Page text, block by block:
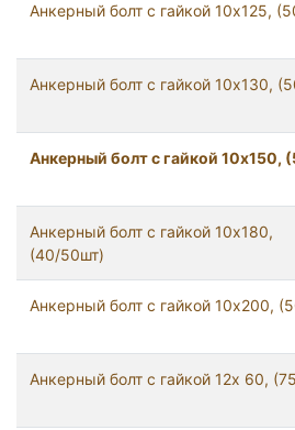
Анкерный болт с гайкой 10x125,
Анкерный болт с гайкой 10x130,
Анкерный болт с гайкой 10x150,
Анкерный болт с гайкой 10x180,
(40/50шт)
Анкерный болт с гайкой 10x200,
Анкерный болт с гайкой 12x 60,